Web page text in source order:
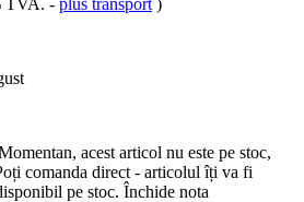
acest articol nu este pe stoc,
comanda direct - articolul îți va fi
pe stoc. Închide nota